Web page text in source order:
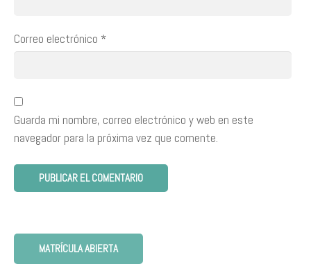
Correo electrónico *
Guarda mi nombre, correo electrónico y web en este
navegador para la próxima vez que comente.
MATRÍCULA ABIERTA